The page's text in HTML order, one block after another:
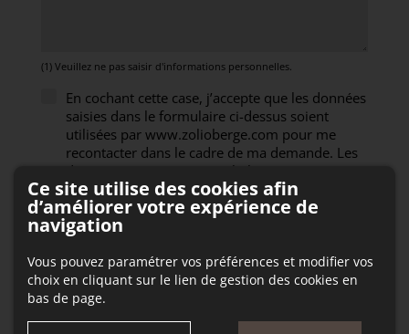
(1) Veuillez ne pas saisir d'informations personnelles.
En cochant cette case, j’accepte que les données
saisies dans le formulaire ci-dessus soient
utilisées par www.zolioberge.com pour me
recontacter dans le cadre de ma demande. Les
destinataires sont www.zolioberge.com et son
sous-traitant en charge du serveur web. Pour
plus d'informations sur le traitement de vos
données et l'exercice de vos droits, reportez-
* Les informations nécessaires au traitement de
votre demande sont marquées par un
astérisque.
Ce site utilise des cookies afin
d’améliorer votre expérience de
navigation
Vous pouvez paramétrer vos préférences et modifier vos
choix en cliquant sur le lien de gestion des cookies en
bas de page.